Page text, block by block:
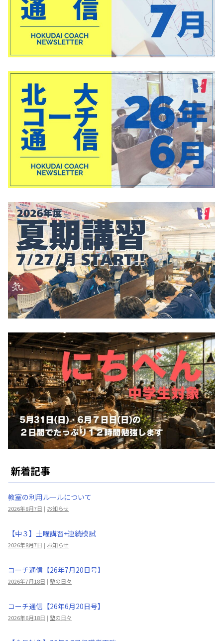
新着記事
教室の利用ルールについて
2026年8月7日 | お知らせ
【中３】土曜講習+連続模試
2026年8月7日 | お知らせ
コーチ通信【26年7月20日号】
2026年7月18日 | 塾の日々
コーチ通信【26年6月20日号】
2026年6月18日 | 塾の日々